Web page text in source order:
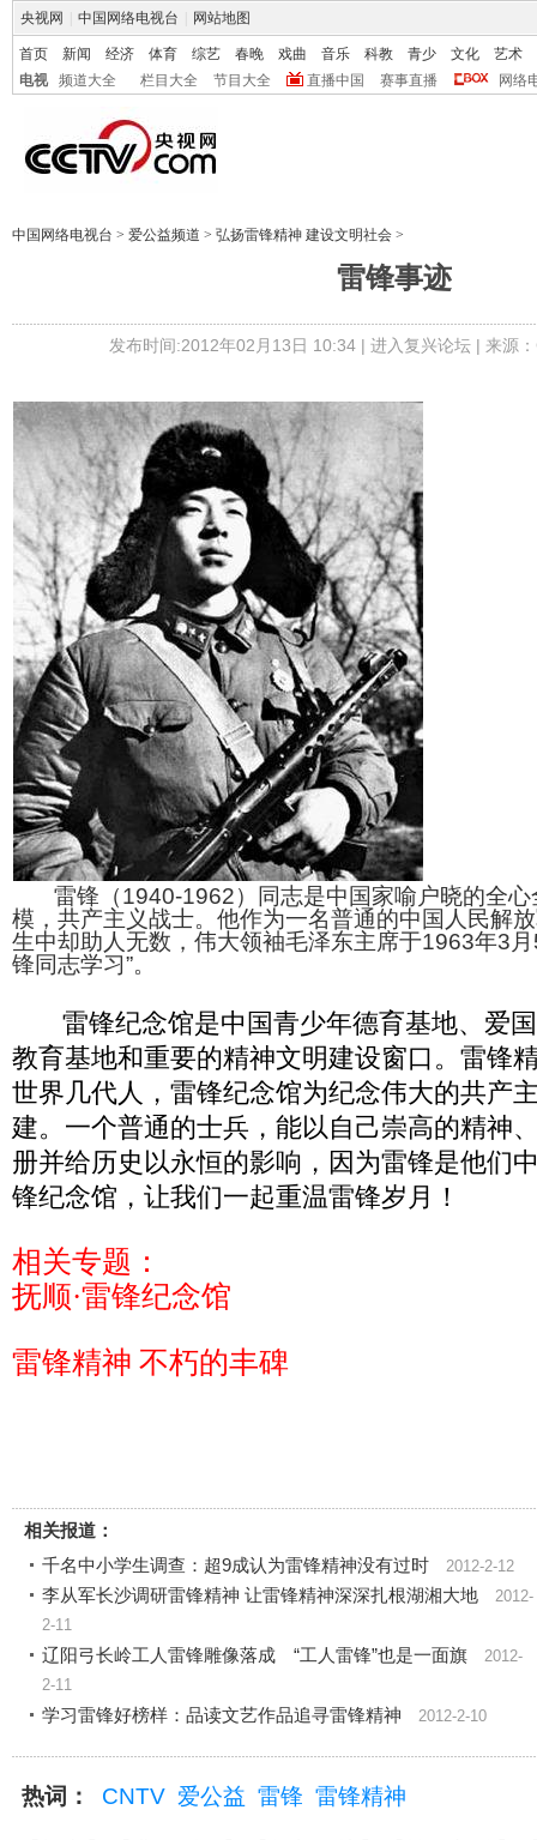
央视网 中国网络电视台 网站地图
首页 新闻 经济 体育 综艺 春晚 戏曲 音乐 科教 青少 文化
艺术
电视
频道大全 栏目大全 节目大全 直播中国 赛事直播 网络
中国网络电视台 > 爱公益频道 > 弘扬雷锋精神 建设文明社会 >
雷锋事迹
发布时间:2012年02月13日 10:34 | 进入复兴论坛| 来源
雷锋（1940-1962）同志是中国家喻户晓的全心
模，共产主义战士。他作为一名普通的中国人民解
生中却助人无数，伟大领袖毛泽东主席于1963年3
锋同志学习”。
雷锋纪念馆是中国青少年德育基地、爱国
教育基地和重要的精神文明建设窗口。雷锋
世界几代人，雷锋纪念馆为纪念伟大的共产
建。一个普通的士兵，能以自己崇高的精神
册并给历史以永恒的影响，因为雷锋是他们
锋纪念馆，让我们一起重温雷锋岁月！
相关专题：
抚顺·雷锋纪念馆
雷锋精神 不朽的丰碑
相关报道：
千名中小学生调查：超9成认为雷锋精神没有过时
2012-2-12
李从军长沙调研雷锋精神 让雷锋精神深深扎根湖湘大地 2012-
2-11
辽阳弓长岭工人雷锋雕像落成 “工人雷锋”也是一面旗
2012-
2-11
学习雷锋好榜样：品读文艺作品追寻雷锋精神
2012-2-10
热词： CNTV 爱公益 雷锋 雷锋精神